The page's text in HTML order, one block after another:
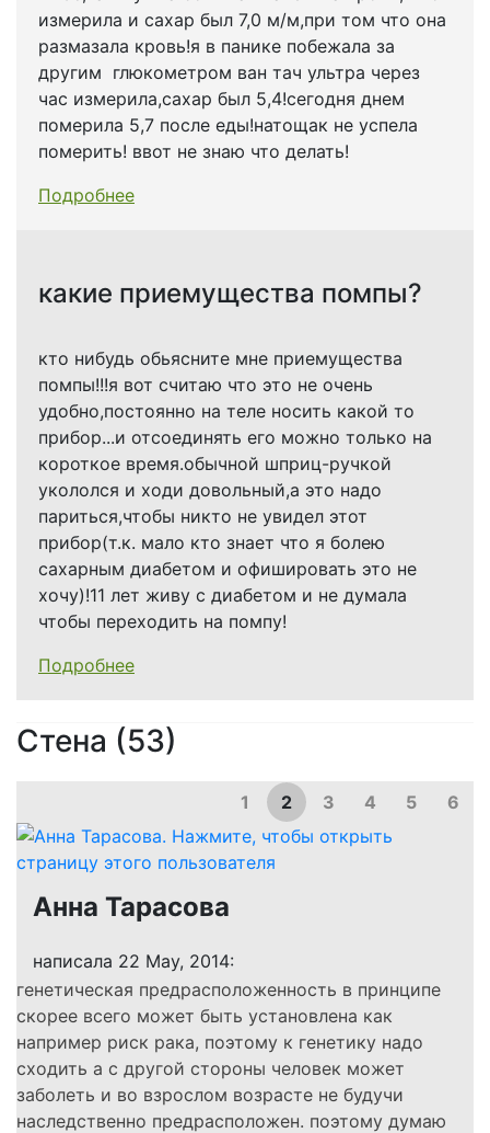
измерила и сахар был 7,0 м/м,при том что она
размазала кровь!я в панике побежала за
другим глюкометром ван тач ультра через
час измерила,сахар был 5,4!сегодня днем
померила 5,7 после еды!натощак не успела
померить! ввот не знаю что делать!
Подробнее
какие приемущества помпы?
​кто нибудь обьясните мне приемущества
помпы!!!я вот считаю что это не очень
удобно,постоянно на теле носить какой то
прибор...и отсоединять его можно только на
короткое время.обычной шприц-ручкой
укололся и ходи довольный,а это надо
париться,чтобы никто не увидел этот
прибор(т.к. мало кто знает что я болею
сахарным диабетом и офишировать это не
хочу)!11 лет живу с диабетом и не думала
чтобы переходить на помпу!
Подробнее
Стена (53)
1 2 3 4 5 6
Анна Тарасова
написала 22 May, 2014:
генетическая предрасположенность в принципе
скорее всего может быть установлена как
например риск рака, поэтому к генетику надо
сходить а с другой стороны человек может
заболеть и во взрослом возрасте не будучи
наследственно предрасположен. поэтому думаю